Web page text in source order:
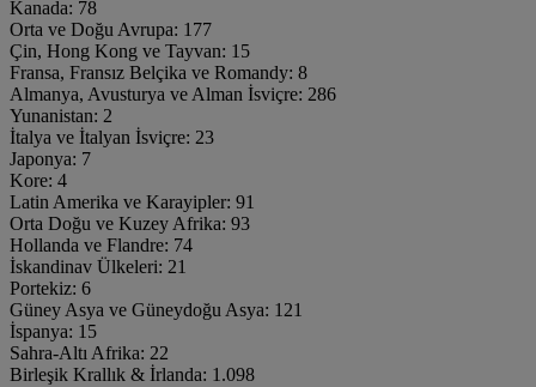
Kanada: 78
Orta ve Doğu Avrupa: 177
Çin, Hong Kong ve Tayvan: 15
Fransa, Fransız Belçika ve Romandy: 8
Almanya, Avusturya ve Alman İsviçre: 286
Yunanistan: 2
İtalya ve İtalyan İsviçre: 23
Japonya: 7
Kore: 4
Latin Amerika ve Karayipler: 91
Orta Doğu ve Kuzey Afrika: 93
Hollanda ve Flandre: 74
İskandinav Ülkeleri: 21
Portekiz: 6
Güney Asya ve Güneydoğu Asya: 121
İspanya: 15
Sahra-Altı Afrika: 22
Birleşik Krallık & İrlanda: 1.098